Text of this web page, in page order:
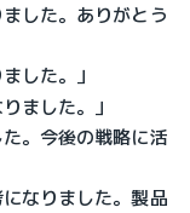
した。ありがとう
した。」
ました。」
。今後の戦略に活
なりました。製品